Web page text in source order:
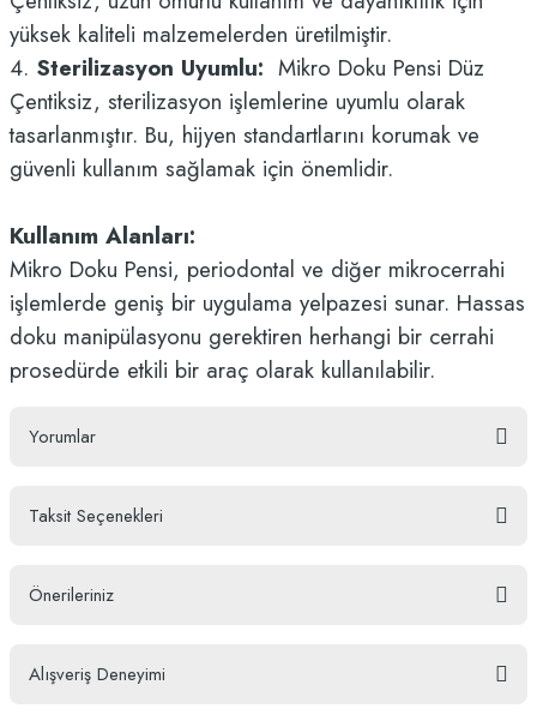
yüksek kaliteli malzemelerden üretilmiştir.
4. Sterilizasyon Uyumlu: Mikro Doku Pensi Düz
Çentiksiz, sterilizasyon işlemlerine uyumlu olarak
tasarlanmıştır. Bu, hijyen standartlarını korumak ve
güvenli kullanım sağlamak için önemlidir.
Kullanım Alanları:
Mikro Doku Pensi, periodontal ve diğer mikrocerrahi
işlemlerde geniş bir uygulama yelpazesi sunar. Hassas
doku manipülasyonu gerektiren herhangi bir cerrahi
prosedürde etkili bir araç olarak kullanılabilir.
Yorumlar
Taksit Seçenekleri
Önerileriniz
Bu ürünün fiyat bilgisi, resim, ürün açıklamalarında ve diğer konularda
yetersiz gördüğünüz noktaları öneri formunu kullanarak tarafımıza
Alışveriş Deneyimi